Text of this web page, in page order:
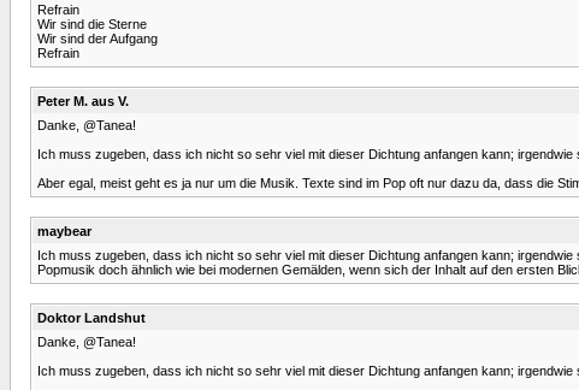
Refrain
Wir sind die Sterne
Wir sind der Aufgang
Refrain
Peter M. aus V.
Danke, @Tanea!
Ich muss zugeben, dass ich nicht so sehr viel mit dieser Dichtung anfangen kann;
Aber egal, meist geht es ja nur um die Musik. Texte sind im Pop oft nur dazu da, dass die
maybear
Ich muss zugeben, dass ich nicht so sehr viel mit dieser Dichtung anfangen kann;
Popmusik doch ähnlich wie bei modernen Gemälden, wenn sich der Inhalt auf den ersten
Doktor Landshut
Danke, @Tanea!
Ich muss zugeben, dass ich nicht so sehr viel mit dieser Dichtung anfangen kann;